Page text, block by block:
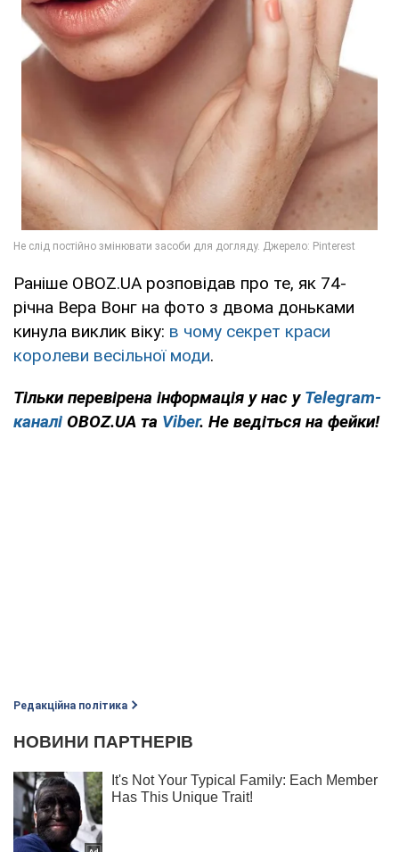
Раніше OBOZ.UA розповідав про те, як 74-
річна Вера Вонг на фото з двома доньками
кинула виклик віку: в чому секрет краси
королеви весільної моди.
Тільки перевірена інформація у нас у Telegram-
каналі OBOZ.UA та Viber. Не ведіться на фейки!
Редакційна політика